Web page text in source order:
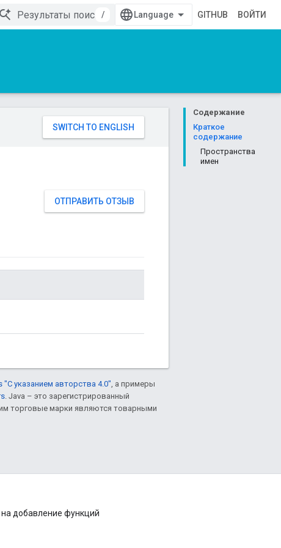
/
GITHUB ВОЙТИ
Содержание
Краткое
содержание
Пространства
имен
ОТПРАВИТЬ ОТЗЫВ
"С указанием авторства 4.0", а примеры
. Java – это зарегистрированный
торговые марки являются товарными
добавление функций